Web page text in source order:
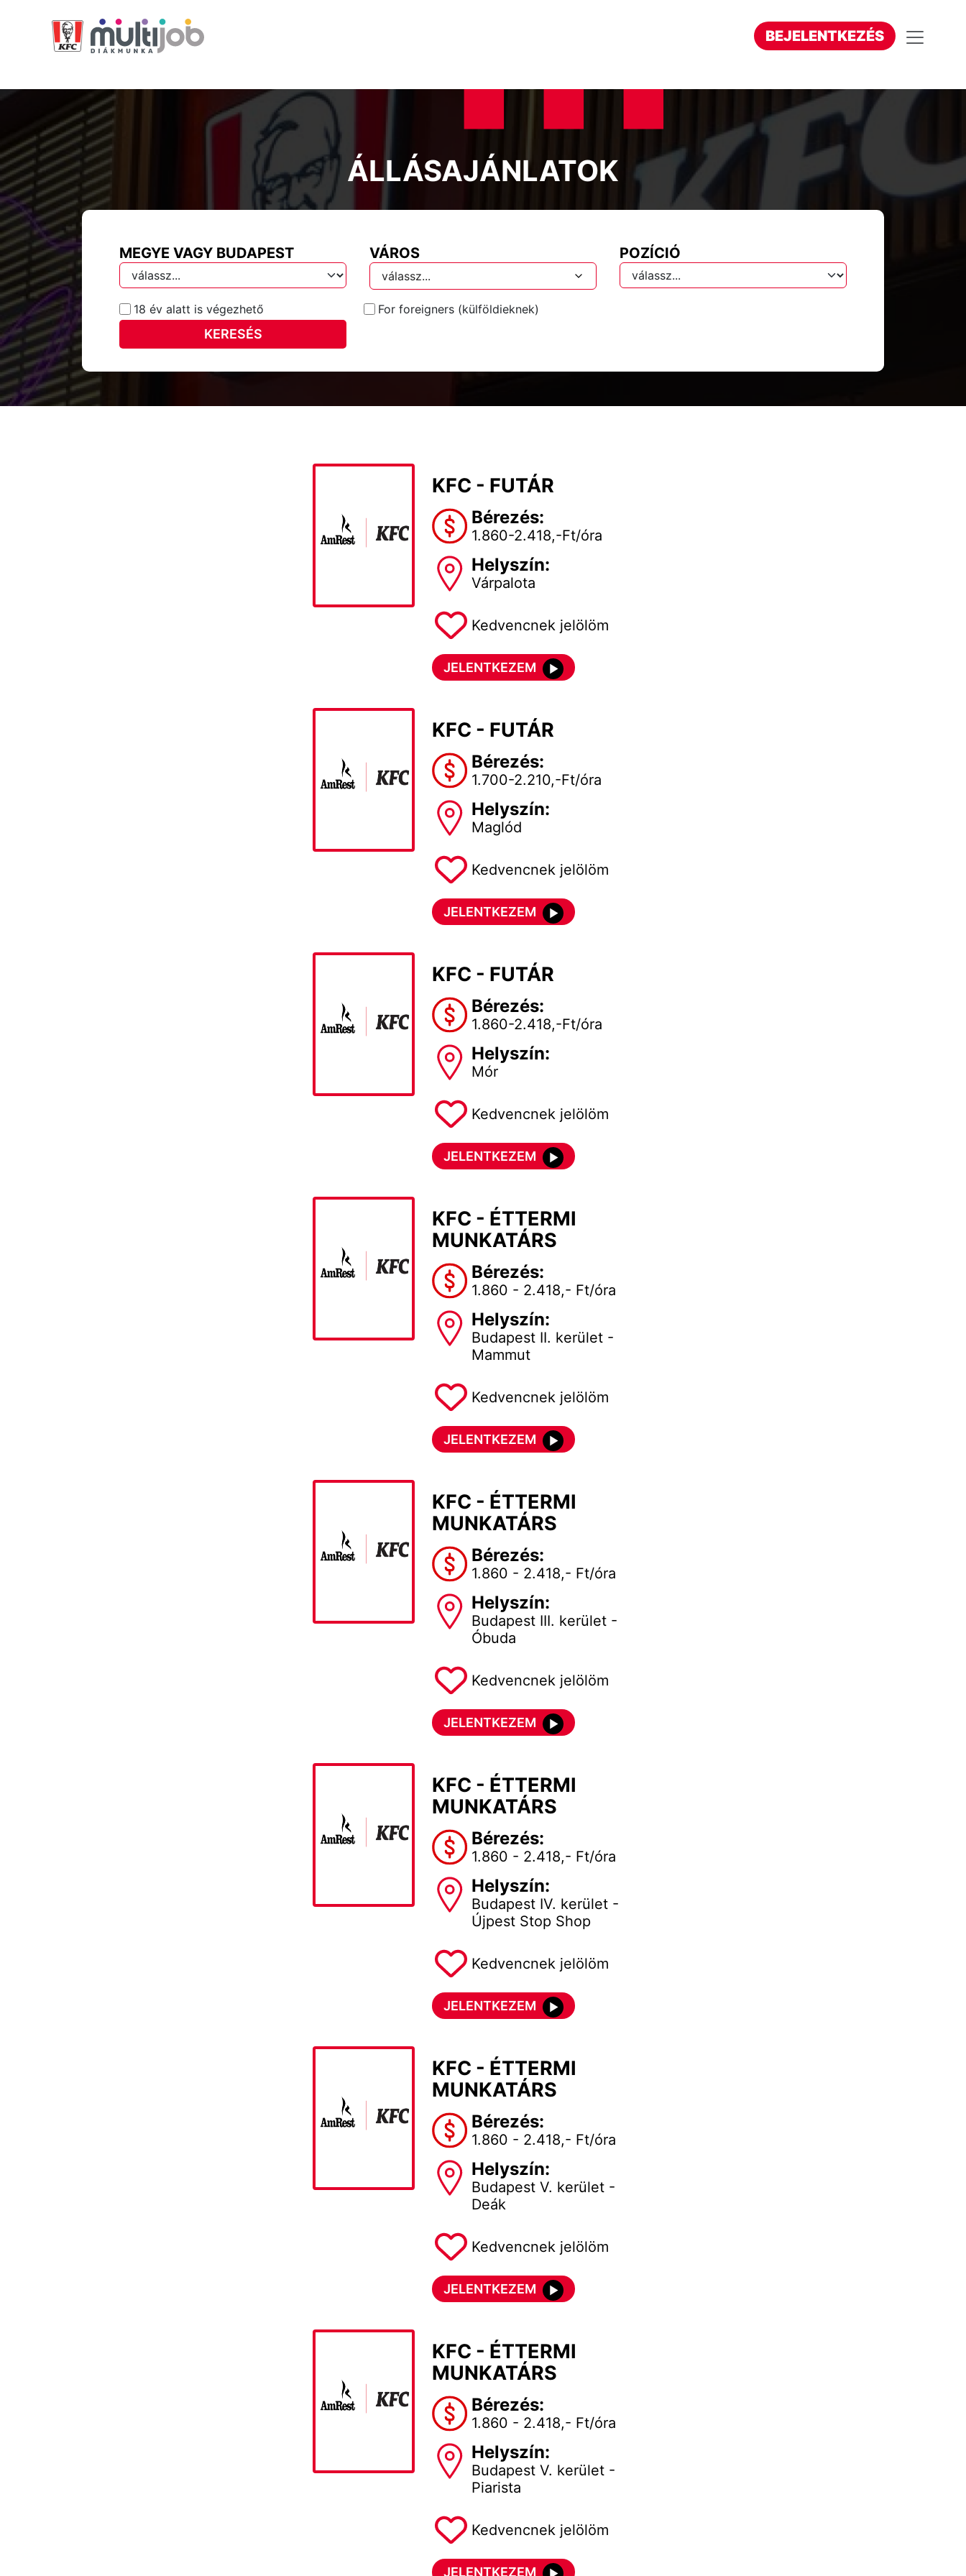
BEJELENTKEZÉS
ÁLLÁSAJÁNLATOK
MEGYE VAGY BUDAPEST VÁROS
válassz...
POZÍCIÓ
18 év alatt is végezhető For foreigners (külföldieknek)
KERESÉS
KFC - FUTÁR
Bérezés:
1.860-2.418,-Ft/óra
Helyszín:
Várpalota
Kedvencnek jelölöm
JELENTKEZEM
KFC - FUTÁR
Bérezés:
1.700-2.210,-Ft/óra
Helyszín:
Maglód
Kedvencnek jelölöm
JELENTKEZEM
KFC - FUTÁR
Bérezés:
1.860-2.418,-Ft/óra
Helyszín:
Mór
Kedvencnek jelölöm
JELENTKEZEM
KFC - ÉTTERMI
MUNKATÁRS
Bérezés:
1.860 - 2.418,- Ft/óra
Helyszín:
Budapest II. kerület -
Mammut
Kedvencnek jelölöm
JELENTKEZEM
KFC - ÉTTERMI
MUNKATÁRS
Bérezés:
1.860 - 2.418,- Ft/óra
Helyszín:
Budapest III. kerület -
Óbuda
Kedvencnek jelölöm
JELENTKEZEM
KFC - ÉTTERMI
MUNKATÁRS
Bérezés:
1.860 - 2.418,- Ft/óra
Helyszín:
Budapest IV. kerület -
Újpest Stop Shop
Kedvencnek jelölöm
JELENTKEZEM
KFC - ÉTTERMI
MUNKATÁRS
Bérezés:
1.860 - 2.418,- Ft/óra
Helyszín:
Budapest V. kerület -
Deák
Kedvencnek jelölöm
JELENTKEZEM
KFC - ÉTTERMI
MUNKATÁRS
Bérezés:
1.860 - 2.418,- Ft/óra
Helyszín:
Budapest V. kerület -
Piarista
Kedvencnek jelölöm
JELENTKEZEM